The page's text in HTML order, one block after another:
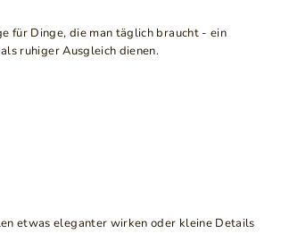
für Dinge, die man täglich braucht - ein
ruhiger Ausgleich dienen.
etwas eleganter wirken oder kleine Details